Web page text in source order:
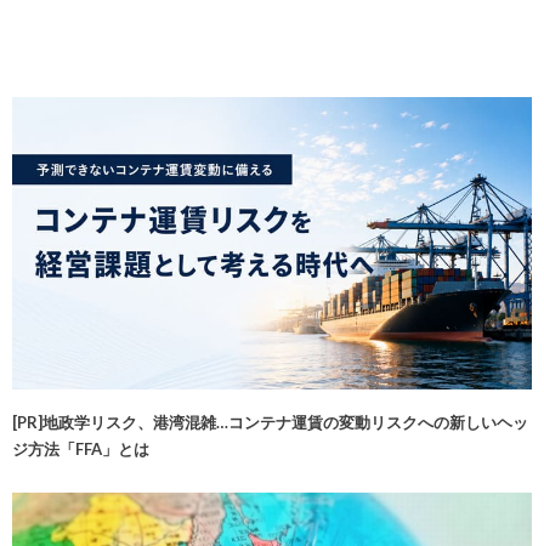
[PR]地政学リスク、港湾混雑…コンテナ運賃の変動リスクへの新しいヘッ
ジ方法「FFA」とは